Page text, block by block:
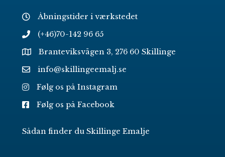
Åbningstider i værkstedet
(+46)70-142 96 65
Branteviksvägen 3, 276 60 Skillinge
info@skillingeemalj.se
Følg os på Instagram
Følg os på Facebook
Sådan finder du Skillinge Emalje